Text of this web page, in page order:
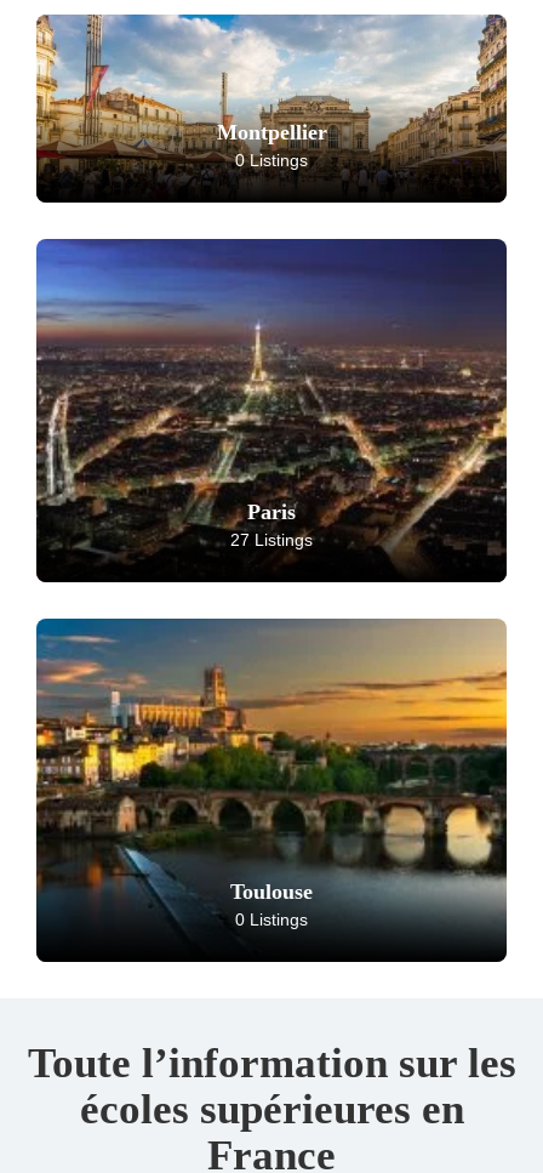
Montpellier
0 Listings
Paris
27 Listings
Toulouse
0 Listings
Toute l’information sur les
écoles supérieures en
France